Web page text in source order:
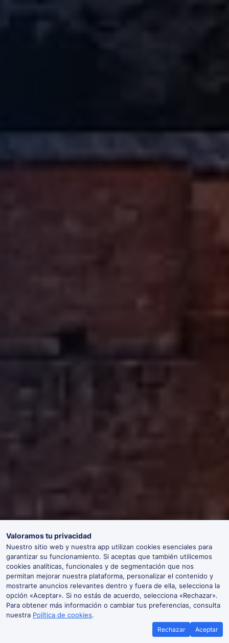
Valoramos tu privacidad
Nuestro sitio web y nuestra app utilizan cookies esenciales para
garantizar su funcionamiento. Si aceptas que también utilicemos
cookies analíticas, funcionales y de segmentación que nos
permitan mejorar nuestra plataforma, personalizar el contenido y
mostrarte anuncios relevantes dentro y fuera de ella, selecciona la
opción «Aceptar». Si no estás de acuerdo, selecciona «Rechazar».
Para obtener más información o cambiar tus preferencias, consulta
nuestra Política de cookies.
Rechazar Aceptar